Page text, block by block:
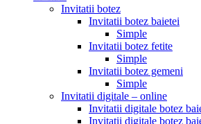
Invitatii botez
Invitatii botez baietei
Simple
Invitatii botez fetite
Simple
Invitatii botez gemeni
Simple
Invitatii digitale – online
Invitatii digitale botez
Invitatii digitale botez